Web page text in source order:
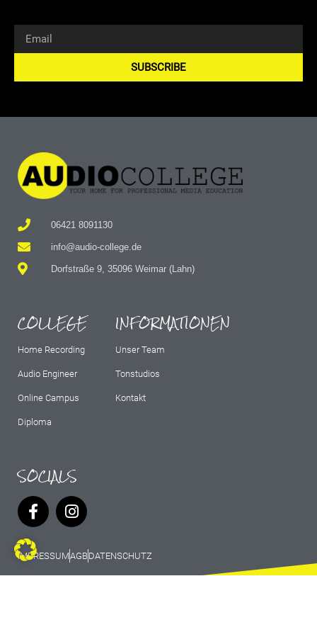
SUBSCRIBE
06421 8091130
info@audio-college.de
Dorfstraße 9, 35096 Weimar (Lahn)
COLLEGE
Home Recording
Audio Engineer
Online Campus
Diploma
INFORMATIONEN
Unser Team
Tonstudios
Kontakt
SOCIALS
IMPRESSUMAGBDATENSCHUTZ